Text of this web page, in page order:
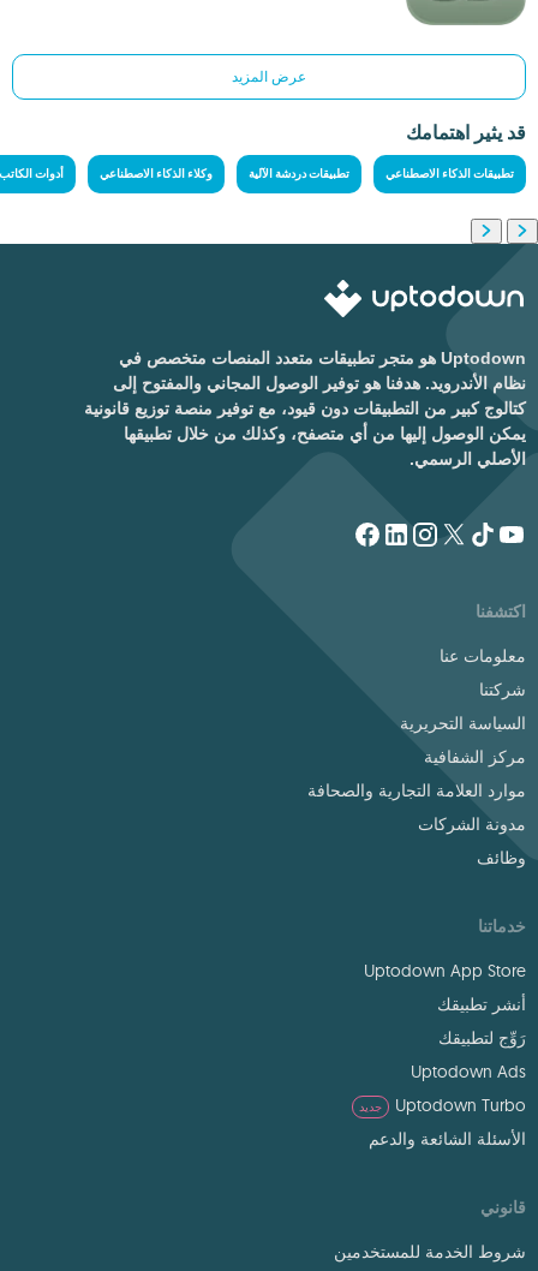
عرض المزيد
قد يثير اهتمامك
تطبيقات الذكاء الاصطناعي تطبيقات دردشة الآلية وكلاء الذكاء الاصطناعي أدوات الكاتب
Uptodown هو متجر تطبيقات متعدد المنصات متخصص في
نظام الأندرويد. هدفنا هو توفير الوصول المجاني والمفتوح إلى
كتالوج كبير من التطبيقات دون قيود، مع توفير منصة توزيع قانونية
يمكن الوصول إليها من أي متصفح، وكذلك من خلال تطبيقها
الأصلي الرسمي.
اكتشفنا
معلومات عنا
شركتنا
السياسة التحريرية
مركز الشفافية
موارد العلامة التجارية والصحافة
مدونة الشركات
وظائف
خدماتنا
Uptodown App Store
أنشر تطبيقك
رَوِّج لتطبيقك
Uptodown Ads
Uptodown Turbo
جديد
الأسئلة الشائعة والدعم
قانوني
شروط الخدمة للمستخدمين